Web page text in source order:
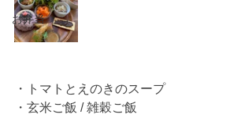
お弁当
・トマトとえのきのスープ
・玄米ご飯 / 雑穀ご飯